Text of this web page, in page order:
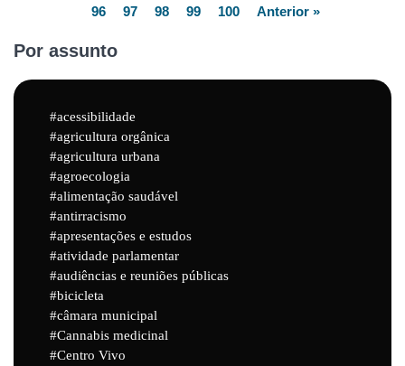
96
97 98 99 100 Anterior »
Por assunto
acessibilidade
agricultura orgânica
agricultura urbana
agroecologia
alimentação saudável
antirracismo
apresentações e estudos
atividade parlamentar
audiências e reuniões públicas
bicicleta
câmara municipal
Cannabis medicinal
Centro Vivo